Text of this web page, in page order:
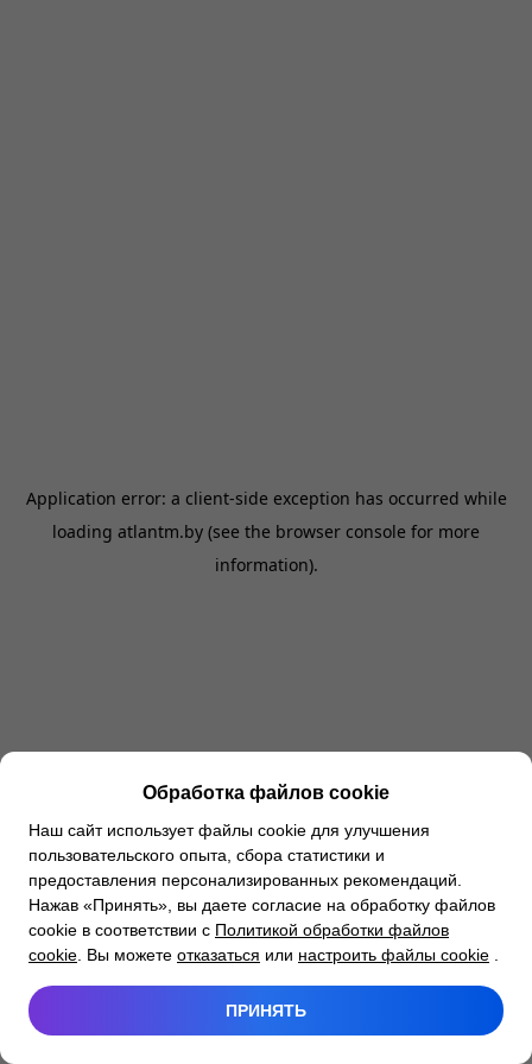
Application error: a client-side exception has occurred while
loading atlantm.by (see the browser console for more
information).
Обработка файлов cookie
Наш сайт использует файлы cookie для улучшения
пользовательского опыта, сбора статистики и
предоставления персонализированных рекомендаций.
Нажав «Принять», вы даете согласие на обработку файлов
cookie в соответствии с Политикой обработки файлов
cookie . Вы можете отказаться или настроить файлы cookie
ПРИНЯТЬ